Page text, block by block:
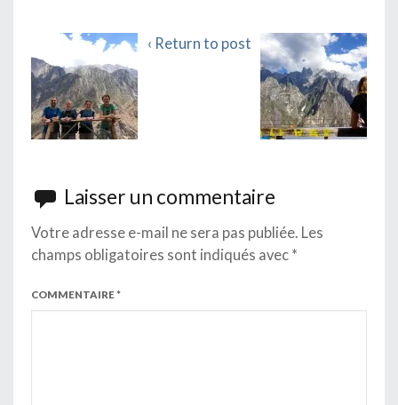
‹ Return to post
Laisser un commentaire
Votre adresse e-mail ne sera pas publiée. Les
champs obligatoires sont indiqués avec *
COMMENTAIRE*